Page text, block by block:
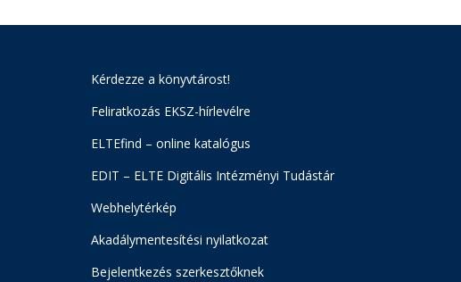
Kérdezze a könyvtárost!
Feliratkozás EKSZ-hírlevélre
ELTEfind – online katalógus
EDIT – ELTE Digitális Intézményi Tudástár
Webhelytérkép
Akadálymentesítési nyilatkozat
Bejelentkezés szerkesztőknek